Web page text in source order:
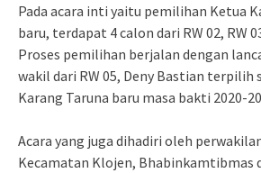
Pada acara inti yaitu pemilihan Ketua
baru, terdapat 4 calon dari RW 02, RW
Proses pemilihan berjalan dengan
wakil dari RW 05, Deny Bastian terpilih
Karang Taruna baru masa bakti 2020-
Acara yang juga dihadiri oleh
Kecamatan Klojen, Bhabinkamtibmas